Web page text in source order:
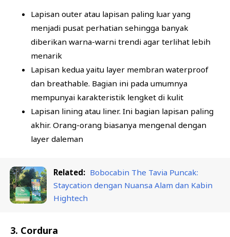
Lapisan outer atau lapisan paling luar yang
menjadi pusat perhatian sehingga banyak
diberikan warna-warni trendi agar terlihat lebih
menarik
Lapisan kedua yaitu layer membran waterproof
dan breathable. Bagian ini pada umumnya
mempunyai karakteristik lengket di kulit
Lapisan lining atau liner. Ini bagian lapisan paling
akhir. Orang-orang biasanya mengenal dengan
layer daleman
Related: Bobocabin The Tavia Puncak:
Staycation dengan Nuansa Alam dan Kabin
Hightech
3. Cordura